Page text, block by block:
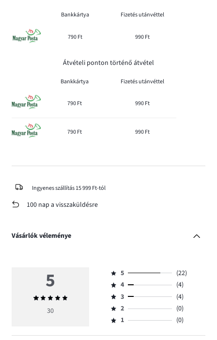
Bankkártya Fizetés utánvéttel
790 Ft 990 Ft
Átvételi ponton történő átvétel
Bankkártya Fizetés utánvéttel
790 Ft 990 Ft
790 Ft 990 Ft
Ingyenes szállítás 15 999 Ft-tól
100 nap a visszaküldésre
Vásárlók véleménye
5
Átlagos
értékelés
30
Osztályzat
5,
szavazatok
száma
22.
5
(22)
Osztályzat
4,
szavazatok
száma
4
(4)
Osztályzat
3,
szavazatok
3
(4)
Osztályzat
2,
2
(0)
Osztályzat
1,
1 (0)